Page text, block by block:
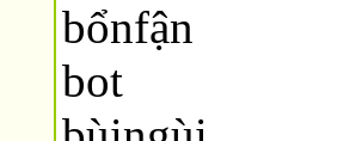
bổnfận
bot